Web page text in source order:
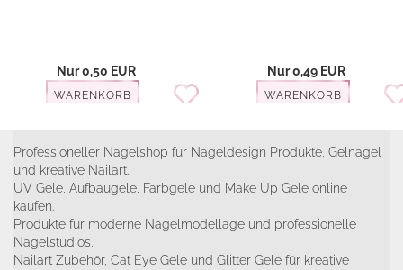
Nur 0,50 EUR
WARENKORB
Nur 0,49 EUR
WARENKORB
Professioneller Nagelshop für Nageldesign Produkte, Gelnägel
und kreative Nailart.
UV Gele, Aufbaugele, Farbgele und Make Up Gele online
kaufen.
Produkte für moderne Nagelmodellage und professionelle
Nagelstudios.
Nailart Zubehör, Cat Eye Gele und Glitter Gele für kreative